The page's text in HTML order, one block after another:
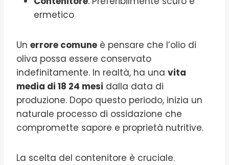
ermetico
Un errore comune è pensare che l’olio di
oliva possa essere conservato
indefinitamente. In realtà, ha una vita
media di 18 24 mesi dalla data di
produzione. Dopo questo periodo, inizia un
naturale processo di ossidazione che
compromette sapore e proprietà nutritive.
La scelta del contenitore è cruciale.